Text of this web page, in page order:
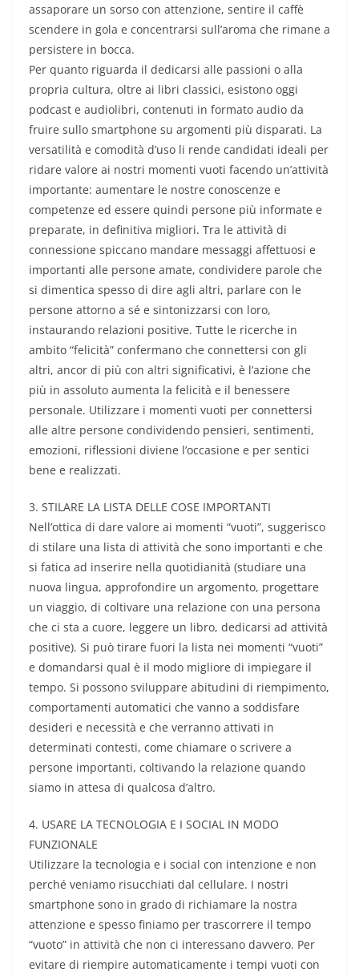
assaporare un sorso con attenzione, sentire il caffè
scendere in gola e concentrarsi sull’aroma che rimane a
persistere in bocca.
Per quanto riguarda il dedicarsi alle passioni o alla
propria cultura, oltre ai libri classici, esistono oggi
podcast e audiolibri, contenuti in formato audio da
fruire sullo smartphone su argomenti più disparati. La
versatilità e comodità d’uso li rende candidati ideali per
ridare valore ai nostri momenti vuoti facendo un’attività
importante: aumentare le nostre conoscenze e
competenze ed essere quindi persone più informate e
preparate, in definitiva migliori. Tra le attività di
connessione spiccano mandare messaggi affettuosi e
importanti alle persone amate, condividere parole che
si dimentica spesso di dire agli altri, parlare con le
persone attorno a sé e sintonizzarsi con loro,
instaurando relazioni positive. Tutte le ricerche in
ambito “felicità” confermano che connettersi con gli
altri, ancor di più con altri significativi, è l’azione che
più in assoluto aumenta la felicità e il benessere
personale. Utilizzare i momenti vuoti per connettersi
alle altre persone condividendo pensieri, sentimenti,
emozioni, riflessioni diviene l’occasione e per sentici
bene e realizzati.
3. STILARE LA LISTA DELLE COSE IMPORTANTI
Nell’ottica di dare valore ai momenti “vuoti”, suggerisco
di stilare una lista di attività che sono importanti e che
si fatica ad inserire nella quotidianità (studiare una
nuova lingua, approfondire un argomento, progettare
un viaggio, di coltivare una relazione con una persona
che ci sta a cuore, leggere un libro, dedicarsi ad attività
positive). Si può tirare fuori la lista nei momenti “vuoti”
e domandarsi qual è il modo migliore di impiegare il
tempo. Si possono sviluppare abitudini di riempimento,
comportamenti automatici che vanno a soddisfare
desideri e necessità e che verranno attivati in
determinati contesti, come chiamare o scrivere a
persone importanti, coltivando la relazione quando
siamo in attesa di qualcosa d’altro.
4. USARE LA TECNOLOGIA E I SOCIAL IN MODO
FUNZIONALE
Utilizzare la tecnologia e i social con intenzione e non
perché veniamo risucchiati dal cellulare. I nostri
smartphone sono in grado di richiamare la nostra
attenzione e spesso finiamo per trascorrere il tempo
“vuoto” in attività che non ci interessano davvero. Per
evitare di riempire automaticamente i tempi vuoti con